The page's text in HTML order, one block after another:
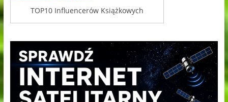
TOP10 Influencerów Książkowych